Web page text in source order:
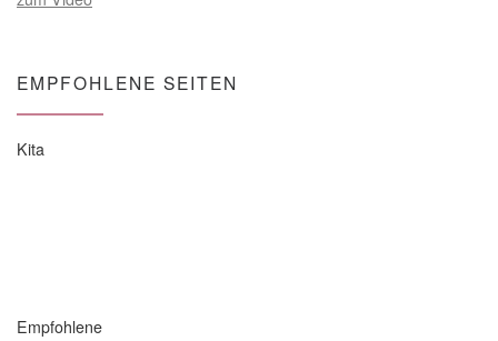
EMPFOHLENE SEITEN
Kita
Empfohlene